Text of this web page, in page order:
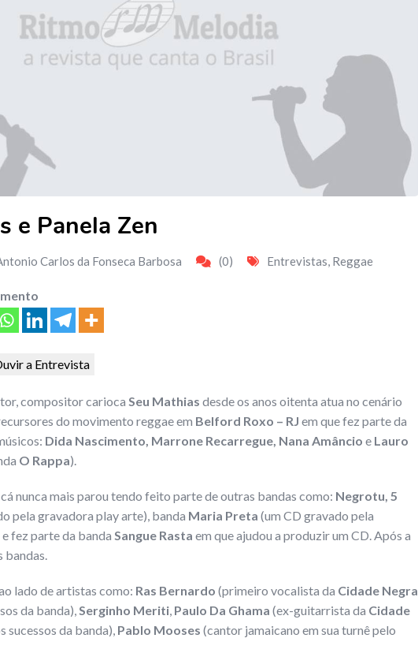
e Panela Zen
Carlos da Fonseca Barbosa (0) Entrevistas, Reggae
a Entrevista
compositor carioca Seu Mathias desde os anos oitenta atua no cenário
do movimento reggae em Belford Roxo – RJ em que fez parte da
Dida Nascimento, Marrone Recarregue, Nana Amâncio e Lauro
O Rappa).
nunca mais parou tendo feito parte de outras bandas como: Negrotu, 5
pela gravadora play arte), banda Maria Preta (um CD gravado pela
fez parte da banda Sangue Rasta em que ajudou a produzir um CD. Após a
bandas.
lado de artistas como: Ras Bernardo (primeiro vocalista da Cidade Negra
da banda),Serginho Meriti, Paulo Da Ghama (ex-guitarrista da Cidade
sucessos da banda), Pablo Mooses (cantor jamaicano em sua turnê pelo